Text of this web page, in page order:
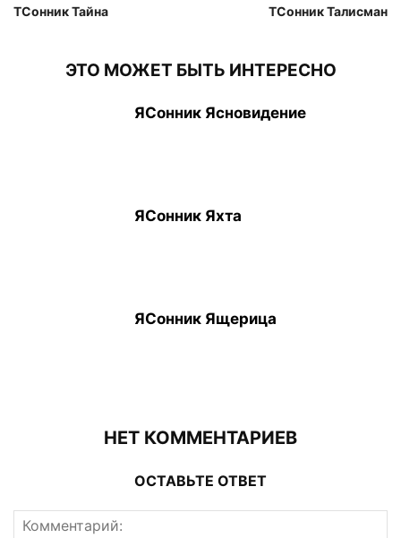
ТСонник Тайна ТСонник Талисман
ЭТО МОЖЕТ БЫТЬ ИНТЕРЕСНО
ЯСонник Ясновидение
ЯСонник Яхта
ЯСонник Ящерица
НЕТ КОММЕНТАРИЕВ
ОСТАВЬТЕ ОТВЕТ